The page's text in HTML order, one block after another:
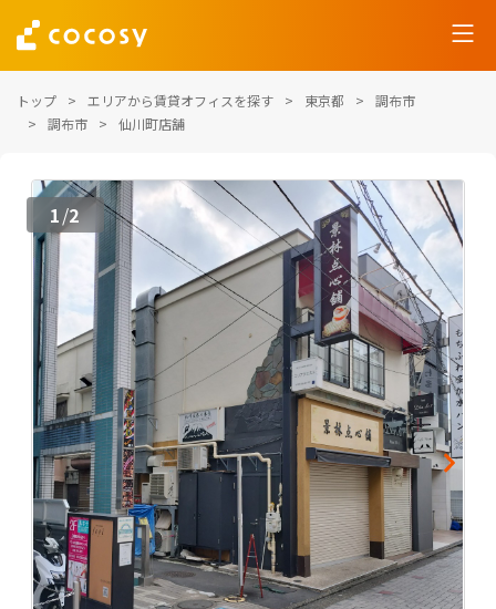
トップ エリアから賃貸オフィスを探す 東京都
調布市
調布市
仙川町店舗
1/2